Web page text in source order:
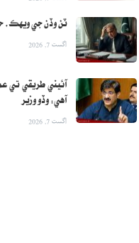
ٽن وڏن جي ويهڪ، حڪومت کي
اگست 7, 2026
آئيني طريقي تي
آهي: وڏو وزير
اگست 7, 2026